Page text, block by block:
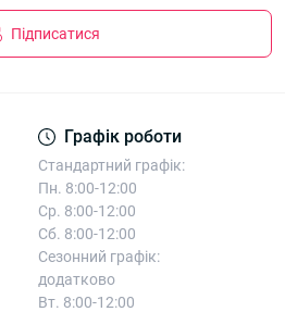
Підписатися
Графік роботи
Стандартний графік:
Пн. 8:00-12:00
Ср. 8:00-12:00
Сб. 8:00-12:00
Сезонний графік:
додатково
Вт. 8:00-12:00